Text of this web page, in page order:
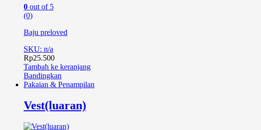
0 out of 5
(0)
Baju preloved
SKU: n/a
Rp25.500
Tambah ke keranjang
Bandingkan
Pakaian & Penampilan
Vest(luaran)